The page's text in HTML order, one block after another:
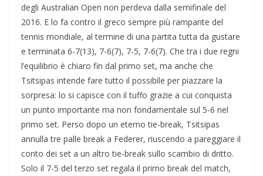
degli Australian Open non perdeva dalla semifinale del
2016. E lo fa contro il greco sempre più rampante del
tennis mondiale, al termine di una partita tutta da gustare
e terminata 6-7(13), 7-6(7), 7-5, 7-6(7). Che tra i due regni
l’equilibrio è chiaro fin dal primo set, ma anche che
Tsitsipas intende fare tutto il possibile per piazzare la
sorpresa: lo si capisce con il tuffo grazie a cui conquista
un punto importante ma non fondamentale sul 5-6 nel
primo set. Perso dopo un eterno tie-break, Tsitsipas
annulla tre palle break a Federer, riuscendo a pareggiare il
conto dei set a un altro tie-break sullo scambio di dritto.
Solo il 7-5 del terzo set regala il primo break del match,